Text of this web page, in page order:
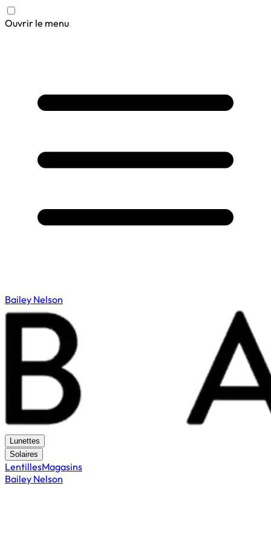
Ouvrir le menu
Bailey Nelson
Lunettes
Solaires
LentillesMagasins
Bailey Nelson